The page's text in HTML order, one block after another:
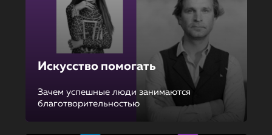
Искусство помогать
Зачем успешные люди занимаются
благотворительностью